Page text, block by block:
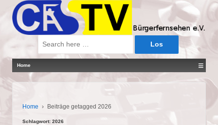
nach:
Home ≡
Home › Beiträge getagged 2026
Schlagwort: 2026